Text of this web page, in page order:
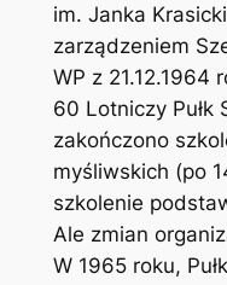
im. Janka
zarządzeniem
WP z 21.12.1964
60 Lotniczy Pułk
zakończono
myśliwskich (po
szkolenie
Ale zmian
W 1965 roku,